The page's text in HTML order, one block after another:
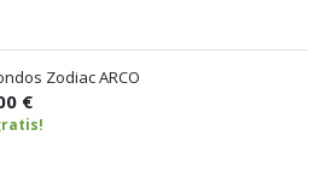
Zodiac ARCO
€